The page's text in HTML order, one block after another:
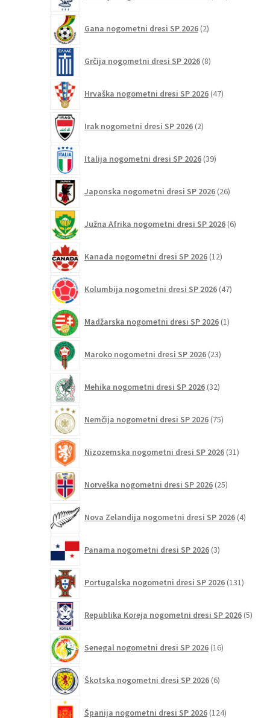
Gana nogometni dresi SP 2026 2izdelka
Grčija nogometni dresi SP 2026 8izdelkov
Hrvaška nogometni dresi SP 2026 47izdelkov
Irak nogometni dresi SP 2026 2izdelka
Italija nogometni dresi SP 2026 39izdelkov
Japonska nogometni dresi SP 2026 26izdelkov
Južna Afrika nogometni dresi SP 2026 6izdelkov
Kanada nogometni dresi SP 2026 12izdelkov
Kolumbija nogometni dresi SP 2026 47izdelkov
Madžarska nogometni dresi SP 2026 1izdelek
Maroko nogometni dresi SP 2026 23izdelkov
Mehika nogometni dresi SP 2026 32izdelkov
Nemčija nogometni dresi SP 2026 75izdelkov
Nizozemska nogometni dresi SP 2026 31izdelkov
Norveška nogometni dresi SP 2026 25izdelkov
Nova Zelandija nogometni dresi SP 2026 4izdelki
Panama nogometni dresi SP 2026 3izdelki
Portugalska nogometni dresi SP 2026 131
Republika Koreja nogometni dresi SP 2026 5
Senegal nogometni dresi SP 2026 16izdelkov
Škotska nogometni dresi SP 2026 6izdelkov
Španija nogometni dresi SP 2026 124